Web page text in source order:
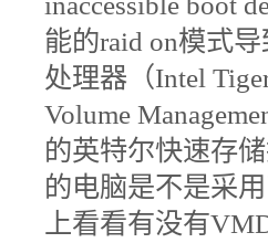
能的raid on模式导
处理器（Intel
Volume
的英特尔快速存
的电脑是不是采
上看看有没有